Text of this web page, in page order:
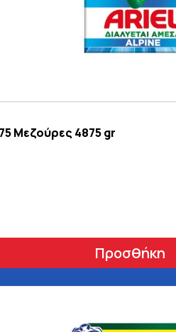
Μεζούρες 4875 gr
Προσθήκη